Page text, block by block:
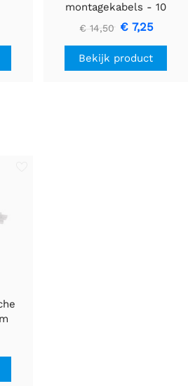
montagekabels - 10
kleuren - 60m - flexibele
kern (multi core)
€ 14,50 € 7,25
Bekijk product